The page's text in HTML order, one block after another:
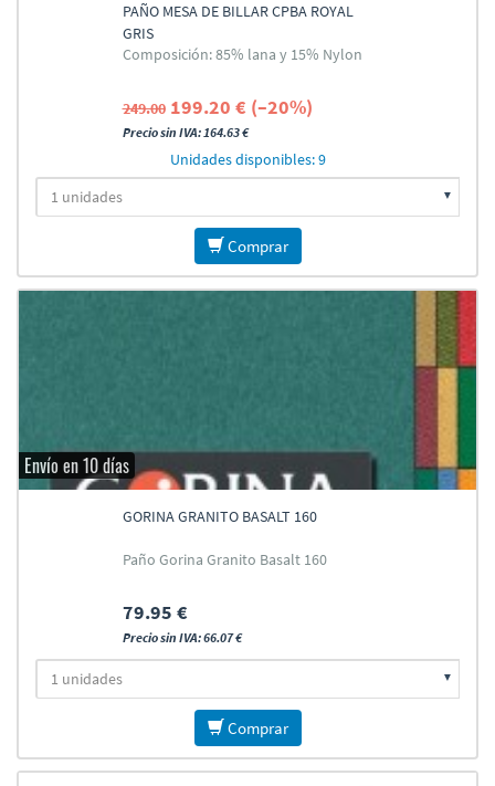
PAÑO MESA DE BILLAR CPBA ROYAL
GRIS
Composición: 85% lana y 15% Nylon
249.00 199.20 € (–20%)
Precio sin IVA: 164.63 €
Unidades disponibles: 9
Comprar
Envío en 10 días
GORINA GRANITO BASALT 160
Paño Gorina Granito Basalt 160
79.95 €
Precio sin IVA: 66.07 €
Comprar